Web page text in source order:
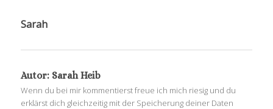
Sarah
Autor: Sarah Heib
Wenn du bei mir kommentierst freue ich mich riesig und du
erklärst dich gleichzeitig mit der Speicherung deiner Daten